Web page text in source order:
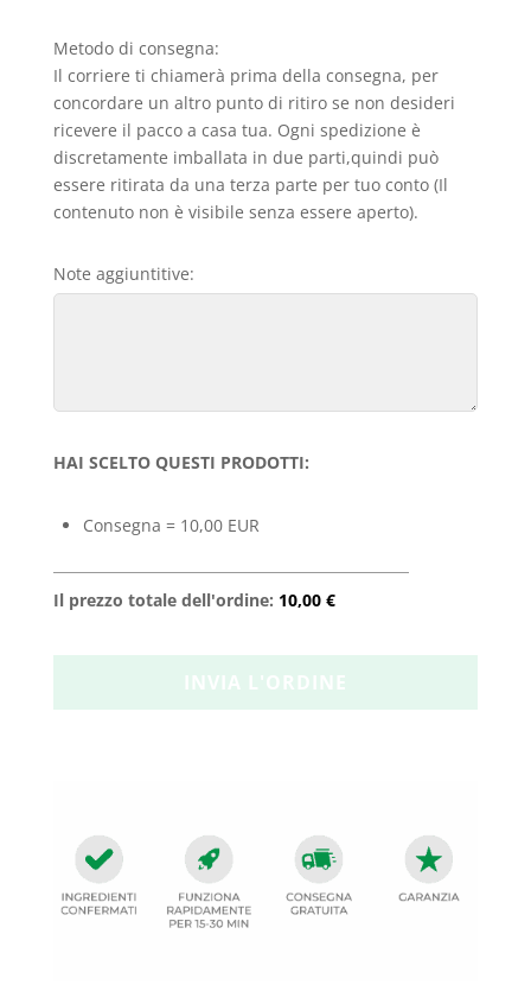
Metodo di consegna:
Il corriere ti chiamerà prima della consegna, per
concordare un altro punto di ritiro se non desideri
ricevere il pacco a casa tua. Ogni spedizione è
discretamente imballata in due parti,quindi può
essere ritirata da una terza parte per tuo conto (Il
contenuto non è visibile senza essere aperto).
Note aggiuntitive:
HAI SCELTO QUESTI PRODOTTI:
Consegna = 10,00 EUR
Il prezzo totale dell'ordine: 10,00 €